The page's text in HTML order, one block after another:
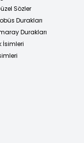
Sözler
Durakları
Durakları
İsimleri